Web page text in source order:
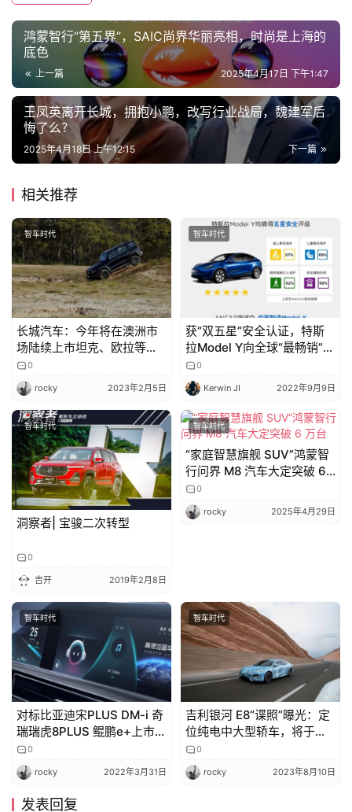
鸿蒙智行“第五界”，SAIC尚界华丽亮相，时尚是上海的
底色
上一篇 2025年4月17日 下午1:47
王凤英离开长城，拥抱小鹏，改写行业战局​​，魏建军后
悔了么？
下一篇
2025年4月18日 上午12:15
相关推荐
智车时代
长城汽车：今年将在澳洲市
场陆续上市坦克、欧拉等新
能源车型
0
rocky 2023年2月5日
智车时代
获“双五星”安全认证，特斯
拉Model Y向全球“最畅销”车
型迈进
0
Kerwin JI 2022年9月9日
智车时代
洞察者| 宝骏二次转型
0
吉开 2019年2月8日
智车时代
“家庭智慧旗舰 SUV”鸿蒙智
行问界 M8 汽车大定突破 6
万台
0
rocky 2025年4月29日
智车时代
对标比亚迪宋PLUS DM-i 奇
瑞瑞虎8PLUS 鲲鹏e+上市：
纯电能跑100公里
0
rocky 2022年3月31日
智车时代
吉利银河 E8“谍照”曝光：定
位纯电中大型轿车，将于年
内开启交付
0
rocky 2023年8月10日
发表回复